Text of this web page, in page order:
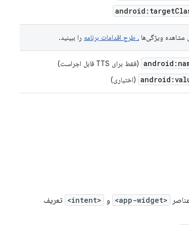
مشاهده ویژگی‌ها ، طرح اقدامات برنامه را ببینید.
(فقط برای TTS قابل اجراست)
(اختیاری)
<app-widget> و <intent>
تعریف